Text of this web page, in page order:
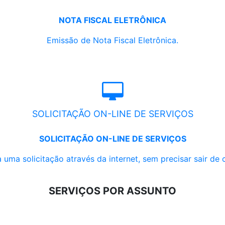
NOTA FISCAL ELETRÔNICA
Emissão de Nota Fiscal Eletrônica.
SOLICITAÇÃO ON-LINE DE SERVIÇOS
SOLICITAÇÃO ON-LINE DE SERVIÇOS
uma solicitação através da internet, sem precisar sair de
SERVIÇOS POR ASSUNTO